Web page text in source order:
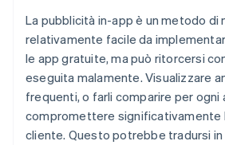
La pubblicità in-app è un metodo di
relativamente facile da
le app gratuite, ma può ritorcersi
eseguita malamente. Visualizzare
frequenti, o farli comparire per ogni
compromettere significativamente
cliente. Questo potrebbe tradursi in